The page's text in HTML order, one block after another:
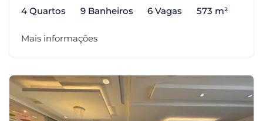
4 Quartos 9 Banheiros 6 Vagas 573 m²
Mais informações